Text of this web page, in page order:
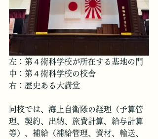
左：第４術科学校が所在する基地の門
中：第４術科学校の校舎
右：歴史ある大講堂
同校では、海上自衛隊の経理（予算管
理、契約、出納、旅費計算、給与計算
等）、補給（補給管理、資材、輸送、